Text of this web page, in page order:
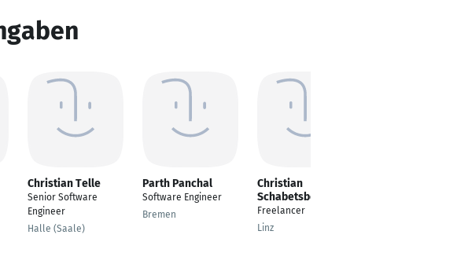
Christian Telle
Senior Software
Engineer
Halle (Saale)
Parth Panchal
Software Engineer
Bremen
Christian
Schabetsberger
Freelancer
Linz